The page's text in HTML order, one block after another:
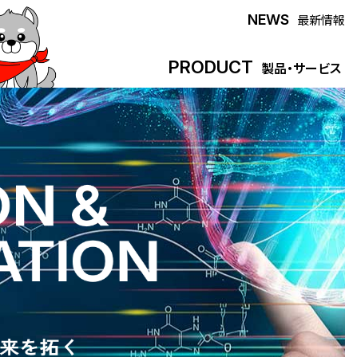
NEWS 最新情報
PRODUCT 製品・サービス